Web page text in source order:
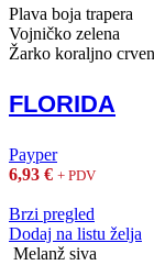
Plava boja trapera
Vojničko zelena
Žarko koraljno
FLORIDA
Payper
6,93 € + PDV
Brzi pregled
Dodaj na listu želja
Melanž siva